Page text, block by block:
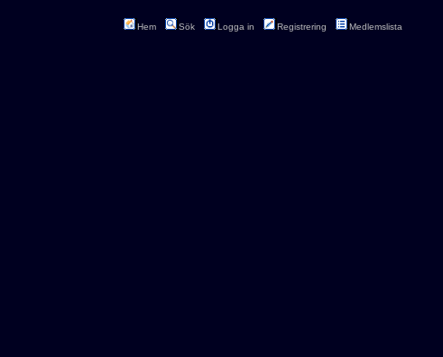
Hem Sök Logga in Registrering Medlemslista